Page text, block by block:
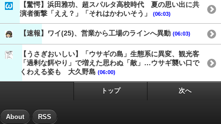
【驚愕】浜田雅功、超スパルタ高校時代 夏の思い出に共
演者衝撃「ええ？」「それはかわいそう」
(06:03)
【速報】ワイ(25)、営業から工場のラインへ異動 (06:03)
【うさぎおいしい】「ウサギの島」生態系に異変、観光客
「過剰な餌やり」で増えた思わぬ「敵」…ウサギ襲い口で
くわえる姿も 大久野島 (06:00)
トップ 次へ
About RSS